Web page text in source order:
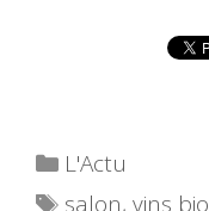
Catégories
L'Actu
Étiquettes
salon,vins bio